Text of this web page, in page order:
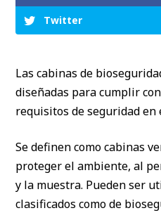
Twitter
Las cabinas de
diseñadas para cumplir
requisitos de seguridad
Se definen como cabinas
proteger el ambiente, al
y la muestra. Pueden ser
clasificados como de